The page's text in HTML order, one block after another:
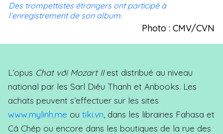
Des trompettistes étrangers ont participé à
l’enregistrement de son album.
Photo : CMV/CVN
L’opus Chat với Mozart IIest distribué au niveau
national par les Sarl Diêu Thanh et Anbooks. Les
achats peuvent s’effectuer sur les sites
www.mylinh.me ou tiki.vn , dans les librairies Fahasa et
Cá Chép ou encore dans les boutiques de la rue des